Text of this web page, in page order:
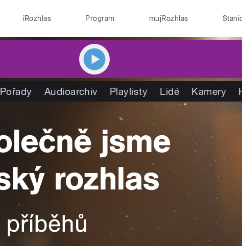
iRozhlas Program mujRozhlas
Pořady Audioarchiv Playlisty Lidé Kamery